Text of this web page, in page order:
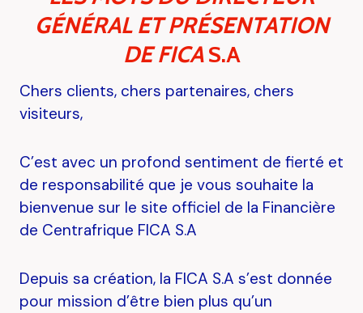
GÉNÉRAL ET PRÉSENTATION
DE FICAS.A
Chers clients, chers partenaires, chers
visiteurs,
C’est avec un profond sentiment de fierté et
de responsabilité que je vous souhaite la
bienvenue sur le site officiel de la Financière
de Centrafrique FICA S.A
Depuis sa création, la FICA S.A s’est donnée
pour mission d’être bien plus qu’un